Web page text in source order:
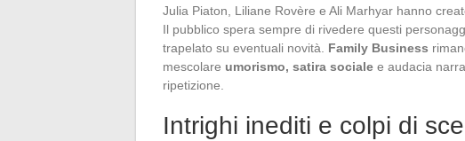
Julia Piaton, Liliane Rovère e Ali Marhyar hanno
Il pubblico spera sempre di rivedere questi
trapelato su eventuali novità. Family Business
mescolare umorismo, satira sociale e audacia
ripetizione.
Intrighi inediti e colpi di